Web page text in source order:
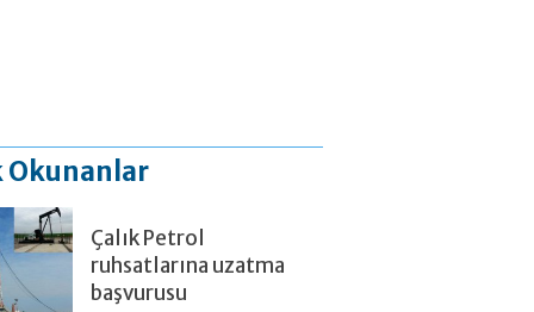
Okunanlar
Çalık Petrol
ruhsatlarına uzatma
başvurusu